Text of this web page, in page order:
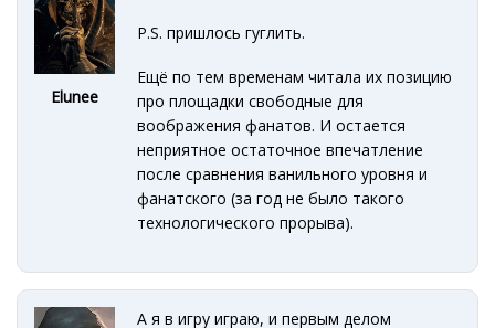
Elunee
P.S. пришлось гуглить.
Ещё по тем временам читала их позицию
про площадки свободные для
воображения фанатов. И остается
неприятное остаточное впечатление
после сравнения ванильного уровня и
фанатского (за год не было такого
технологического прорыва).
А я в игру играю, и первым делом